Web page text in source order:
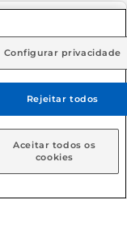
deseja receber
em Loja
para o
on-line é de R$
direitos
Configurar privacidade
Rejeitar todos
Aceitar todos os
cookies